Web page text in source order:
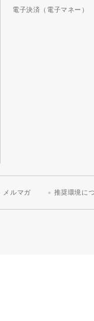
電子決済（電子マネー）
メルマガ 推奨環境に